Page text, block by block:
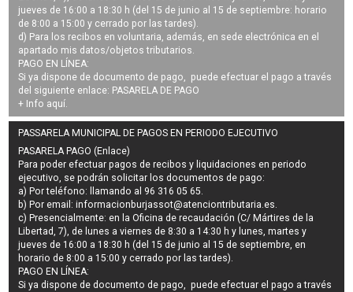
jueves de 16:00 a 18:30 h (del 15 de junio al 15 de septiembre: horario
de 8:00 a 15:00 y cerrado por las tardes).
d) Para los recibos en voluntaria, además, en sede electrónica en el
apartado mis datos/objetos tributarios.
PAGO EN LÍNEA:
Si ya dispone de documento de pago, puede efectuar el pago a través
del siguiente enlace: PASARELA DE PAGO
+ Info aquí.
PASSARELA MUNICIPAL DE PAGOS EN PERIODO EJECUTIVO
PASARELA PAGO (Enlace)
Para poder efectuar pagos derecibos y liquidaciones en periodo
ejecutivo, se podrán solicitar los documentos de pago:
a) Por teléfono: llamando al 96 316 05 65.
b) Por email:informacionburjassot@atenciontributaria.es.
c) Presencialmente: en la Oficina de recaudación (C/ Mártires de la
Libertad, 7), de lunes a viernes de 8:30 a 14:30 h y lunes, martes y
jueves de 16:00 a 18:30 h (del 15 de junio al 15 de septiembre, en
horario de 8:00 a 15:00 y cerrado por las tardes).
PAGO EN LÍNEA:
Si ya dispone de documento de pago, puede efectuar el pago a través